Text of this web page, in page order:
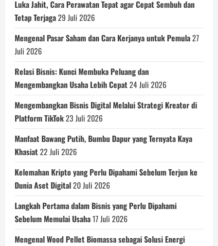
Luka Jahit, Cara Perawatan Tepat agar Cepat Sembuh dan
Tetap Terjaga29 Juli 2026
Mengenal Pasar Saham dan Cara Kerjanya untuk Pemula27
Juli 2026
Relasi Bisnis: Kunci Membuka Peluang dan
Mengembangkan Usaha Lebih Cepat24 Juli 2026
Mengembangkan Bisnis Digital Melalui Strategi Kreator di
Platform TikTok23 Juli 2026
Manfaat Bawang Putih, Bumbu Dapur yang Ternyata Kaya
Khasiat22 Juli 2026
Kelemahan Kripto yang Perlu Dipahami Sebelum Terjun ke
Dunia Aset Digital20 Juli 2026
Langkah Pertama dalam Bisnis yang Perlu Dipahami
Sebelum Memulai Usaha17 Juli 2026
Mengenal Wood Pellet Biomassa sebagai Solusi Energi